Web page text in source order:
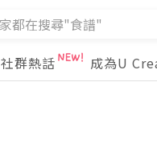
社群熱話 成為U